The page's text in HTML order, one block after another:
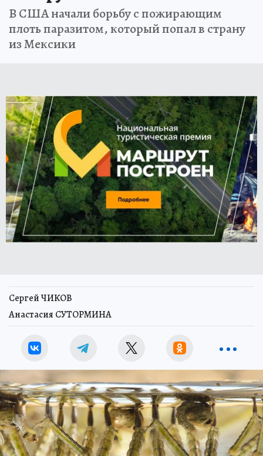
В США начали борьбу с пожирающим
плоть паразитом, который попал в страну
из Мексики
Сергей ЧИКОВ
Анастасия СУТОРМИНА